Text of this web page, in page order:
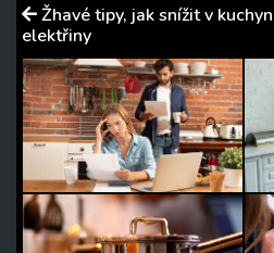
Žhavé tipy, jak snížit v
elektřiny